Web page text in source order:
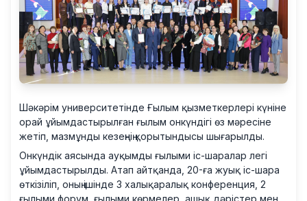
Шәкәрім университетінде Ғылым қызметкерлері күніне
орай ұйымдастырылған ғылым онкүндігі өз мәресіне
жетіп, мазмұнды кезеңнің қорытындысы шығарылды.
Онкүндік аясында ауқымды ғылыми іс-шаралар легі
ұйымдастырылды. Атап айтқанда, 20-ға жуық іс-шара
өткізіліп, оның ішінде 3 халықаралық конференция, 2
ғылыми форум, ғылыми көрмелер, ашық дәрістер мен